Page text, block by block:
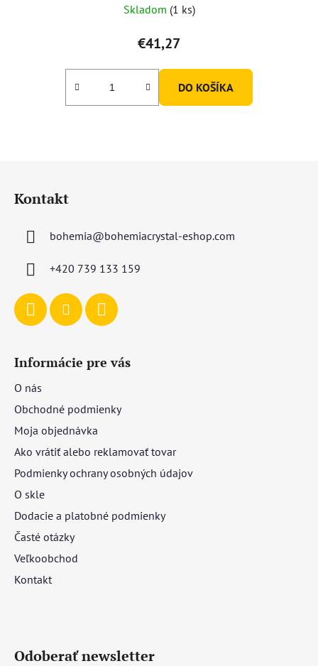
Skladom (1 ks)
€41,27
DO KOŠÍKA
Kontakt
bohemia@bohemiacrystal-eshop.com
+420 739 133 159
Informácie pre vás
O nás
Obchodné podmienky
Moja objednávka
Ako vrátiť alebo reklamovať tovar
Podmienky ochrany osobných údajov
O skle
Dodacie a platobné podmienky
Časté otázky
Veľkoobchod
Kontakt
Odoberať newsletter